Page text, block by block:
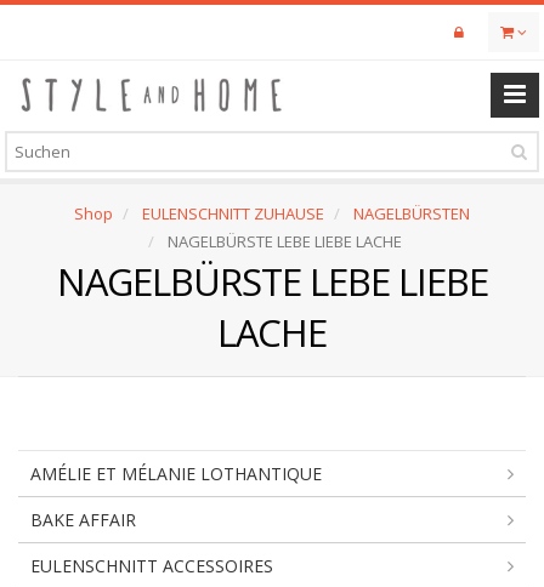
Skip
content
Shop EULENSCHNITT ZUHAUSE
NAGELBÜRSTEN
NAGELBÜRSTE LEBE LIEBE LACHE
NAGELBÜRSTE LEBE LIEBE
LACHE
AMÉLIE ET MÉLANIE LOTHANTIQUE
BAKE AFFAIR
EULENSCHNITT ACCESSOIRES